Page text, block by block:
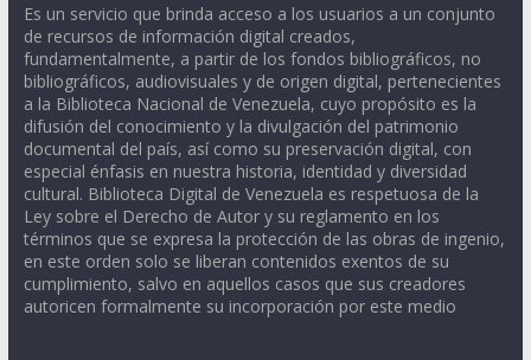
Es un servicio que brinda acceso a los usuarios a un conjunto
de recursos de información digital creados,
fundamentalmente, a partir de los fondos bibliográficos, no
bibliográficos, audiovisuales y de origen digital, pertenecientes
a la Biblioteca Nacional de Venezuela, cuyo propósito es la
difusión del conocimiento y la divulgación del patrimonio
documental del país, así como su preservación digital, con
especial énfasis en nuestra historia, identidad y diversidad
cultural. Biblioteca Digital de Venezuela es respetuosa de la
Ley sobre el Derecho de Autor y su reglamento en los
términos que se expresa la protección de las obras de ingenio,
en este orden solo se liberan contenidos exentos de su
cumplimiento, salvo en aquellos casos que sus creadores
autoricen formalmente su incorporación por este medio